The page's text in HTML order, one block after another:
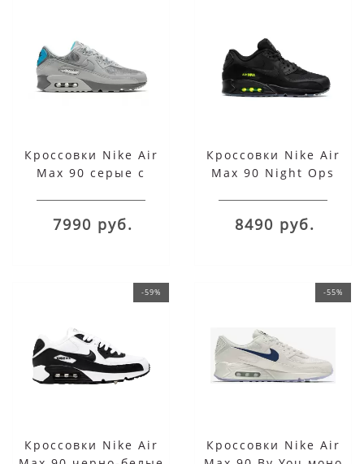
Кроссовки Nike Air
Max 90 серые с
7990 руб.
Кроссовки Nike Air
Max 90 Night Ops
8490 руб.
-59%
Кроссовки Nike Air
-55%
Кроссовки Nike Air